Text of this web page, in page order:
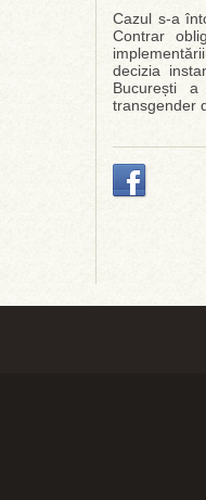
Cazul s-a
Contrar
decizia
București a
transgender